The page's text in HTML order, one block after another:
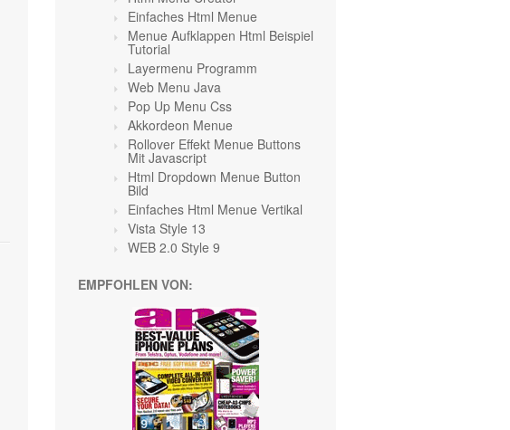
Einfaches Html Menue
Menue Aufklappen Html Beispiel
Tutorial
Layermenu Programm
Web Menu Java
Pop Up Menu Css
Akkordeon Menue
Rollover Effekt Menue Buttons
Mit Javascript
Html Dropdown Menue Button
Bild
Einfaches Html Menue Vertikal
Vista Style 13
WEB 2.0 Style 9
EMPFOHLEN VON: